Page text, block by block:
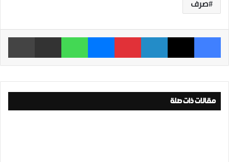
صرف
فيسبوك ‫X لينكدإن بينتيريست ماسنجر واتساب مشاركة عبر البريد
مقالات ذات صلة